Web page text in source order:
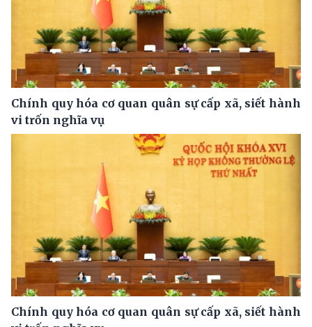
Chính quy hóa cơ quan quân sự cấp xã, siết hành
vi trốn nghĩa vụ
Chính quy hóa cơ quan quân sự cấp xã, siết hành